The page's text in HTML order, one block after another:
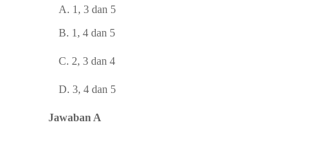
A. 1, 3 dan 5
B. 1, 4 dan 5
C. 2, 3 dan 4
D. 3, 4 dan 5
Jawaban A